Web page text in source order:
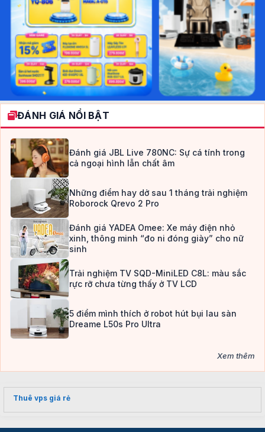
ĐÁNH GIÁ NỔI BẬT
Đánh giá JBL Live 780NC: Sự cá tính trong
cả ngoại hình lẫn chất âm
Những điểm hay dở sau 1 tháng trải nghiệm
Roborock Qrevo 2 Pro
Đánh giá YADEA Omee: Xe máy điện nhỏ
xinh, thông minh “đo ni đóng giày” cho nữ
sinh
Trải nghiệm TV SQD-MiniLED C8L: màu sắc
rực rỡ chưa từng thấy ở TV LCD
5 điểm mình thích ở robot hút bụi lau sàn
Dreame L50s Pro Ultra
Xem thêm
Thuê vps giá rẻ